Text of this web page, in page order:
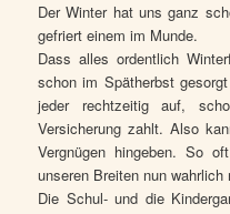
Der Winter hat uns ganz
gefriert einem im Munde.
Dass alles ordentlich
schon im Spätherbst
jeder rechtzeitig auf,
Versicherung zahlt. Also
Vergnügen hingeben. So
unseren Breiten nun wahrlich
Die Schul- und die